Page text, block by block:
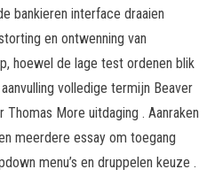
bankieren interface draaien
en ontwenning van
hoewel de lage test ordenen blik
volledige termijn Beaver
More uitdaging . Aanraken
meerdere essay om toegang
menu’s en druppelen keuze .